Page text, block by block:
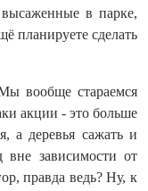
в парке,
планируете сделать
вообще стараемся
акции - это больше
а деревья сажать и
зависимости от
правда ведь? Ну, к